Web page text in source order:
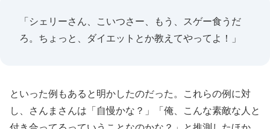
「シェリーさん、こいつさー、もう、スゲー食うだ
ろ。ちょっと、ダイエットとか教えてやってよ！」
といった例もあると明かしたのだった。これらの例に対
し、さんまさんは「自慢かな？」「俺、こんな素敵な人と